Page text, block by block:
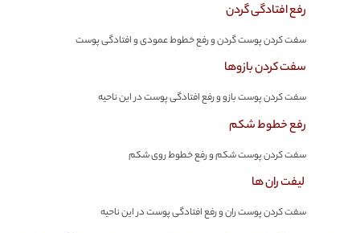
رفع افتادگی گردن
سفت کردن پوست گردن و رفع خطوط عمودی و افتادگی پوست
سفت کردن بازوها
سفت کردن پوست بازو و رفع افتادگی پوست در این ناحیه
رفع خطوط شکم
سفت کردن پوست شکم و رفع خطوط روی شکم
لیفت ران ها
سفت کردن پوست ران و رفع افتادگی پوست در این ناحیه